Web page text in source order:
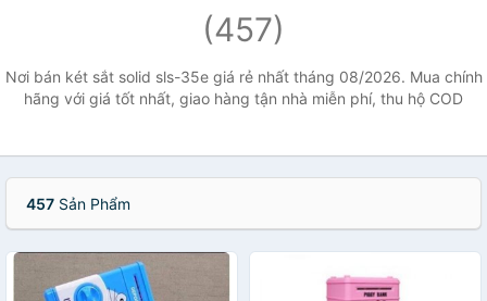
(457)
Nơi bán két sắt solid sls-35e giá rẻ nhất tháng 08/2026. Mua chính
hãng với giá tốt nhất, giao hàng tận nhà miễn phí, thu hộ COD
457 Sản Phẩm